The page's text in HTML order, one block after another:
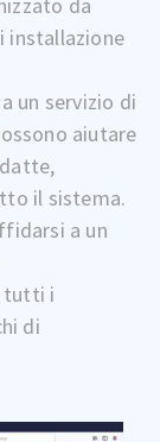
da
installazione
un servizio di
aiutare
il sistema.
a un
tutti i
di